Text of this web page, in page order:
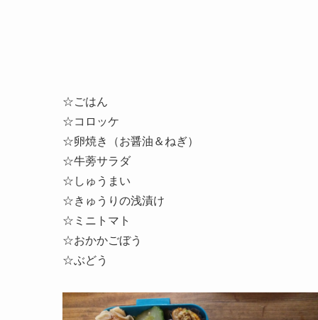
☆ごはん
☆コロッケ
☆卵焼き（お醤油＆ねぎ）
☆牛蒡サラダ
☆しゅうまい
☆きゅうりの浅漬け
☆ ミニトマト
☆おかかごぼう
☆ぶどう